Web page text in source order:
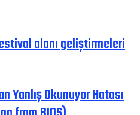
alanı geliştirmeleri
Yanlış Okunuyor Hatası